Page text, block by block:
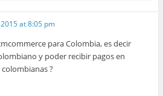
at 8:05 pm
para Colombia, es decir
y poder recibir pagos en
?